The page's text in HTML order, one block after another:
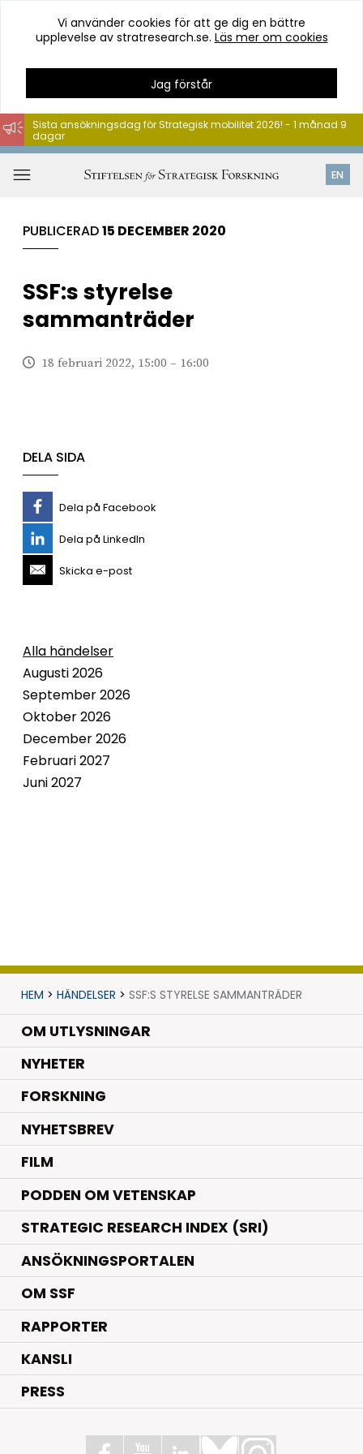
Hoppa
till
innehåll
Vi använder cookies för att ge dig en bättre
upplevelse av stratresearch.se. Läs mer om cookies
Jag förstår
EN
Sista ansökningsdag för Strategisk mobilitet 2026! - 1 månad 9
dagar
PUBLICERAD15 DECEMBER 2020
SSF:s styrelse
sammanträder
18 februari 2022, 15:00 – 16:00
DELA SIDA
Dela på Facebook
Dela på LinkedIn
Skicka e-post
Alla händelser
Augusti 2026
September 2026
Oktober 2026
December 2026
Februari 2027
Juni 2027
HEM > HÄNDELSER > SSF:S STYRELSE SAMMANTRÄDER
OM UTLYSNINGAR
NYHETER.
FORSKNING.
NYHETSBREV
FILM
PODDEN OM VETENSKAP
STRATEGIC RESEARCH INDEX (SRI)
ANSÖKNINGSPORTALEN
OM SSF
RAPPORTER
KANSLI
PRESS